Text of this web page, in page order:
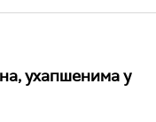
ухапшенима у